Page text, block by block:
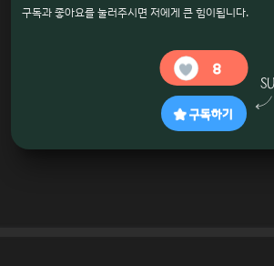
구독과 좋아요를 눌러주시면 저에게 큰 힘이됩니다.
8
구독하기